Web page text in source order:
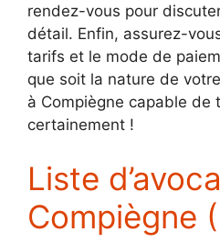
rendez-vous pour
détail. Enfin, assurez-
tarifs et le mode de
que soit la nature de
à Compiègne capable de
certainement !
Liste
Compiègne